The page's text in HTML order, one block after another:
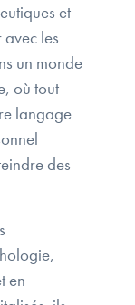
et
les
un monde
où tout
langage
des
en